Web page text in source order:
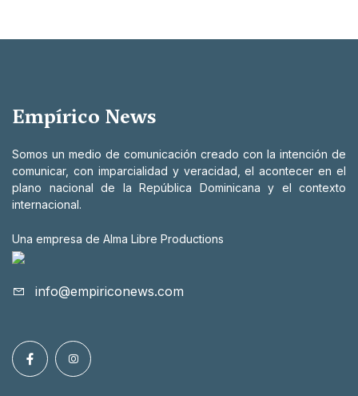
Empírico News
Somos un medio de comunicación creado con la intención de
comunicar, con imparcialidad y veracidad, el acontecer en el
plano nacional de la República Dominicana y el contexto
internacional.
Una empresa de Alma Libre Productions
info@empiriconews.com